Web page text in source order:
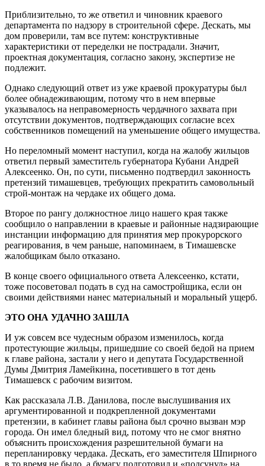
Приблизительно, то же ответил и чиновник краевого
департамента по надзору в строительной сфере. Дескать, мы
дом проверили, там все путем: конструктивные
характеристики от переделки не пострадали. Значит,
проектная документация, согласно закону, экспертизе не
подлежит.
Однако следующий ответ из уже краевой прокуратуры был
более обнадеживающим, потому что в нем впервые
указывалось на неправомерность чердачного захвата при
отсутствии документов, подтверждающих согласие всех
собственников помещений на уменьшение общего имущества.
Но переломный момент наступил, когда на жалобу жильцов
ответил первый заместитель губернатора Кубани Андрей
Алексеенко. Он, по сути, письменно подтвердил законность
претензий тимашевцев, требующих прекратить самовольный
строй-монтаж на чердаке их общего дома.
Второе по рангу должностное лицо нашего края также
сообщило о направлении в краевые и районные надзирающие
инстанции информацию для принятия мер прокурорского
реагирования, в чем раньше, напоминаем, в Тимашевске
жалобщикам было отказано.
В конце своего официального ответа Алексеенко, кстати,
тоже посоветовал подать в суд на самостройщика, если он
своими действиями нанес материальный и моральный ущерб.
ЭТО ОНА УДАЧНО ЗАШЛА
И уж совсем все чудесным образом изменилось, когда
протестующие жильцы, пришедшие со своей бедой на прием
к главе района, застали у него и депутата Государственной
Думы Дмитрия Ламейкина, посетившего в тот день
Тимашевск с рабочим визитом.
Как рассказала Л.В. Данилова, после выслушивания их
аргументированной и подкрепленной документами
претензии, в кабинет главы района был срочно вызван мэр
города. Он имел бледный вид, потому что не смог внятно
объяснить происхождения разрешительной бумаги на
перепланировку чердака. Дескать, его заместителя Шпирного
в то время не было, а бумагу подготовил и «подсунул» на